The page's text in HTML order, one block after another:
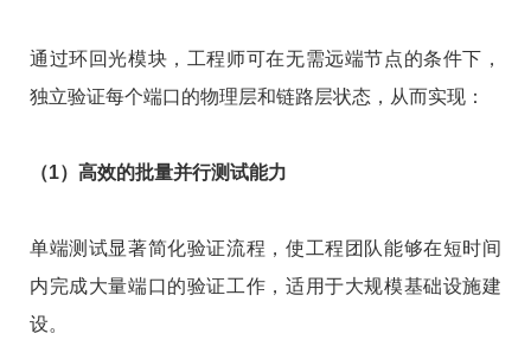
通过环回光模块，工程师可在无需远端节点的条件下，
独立验证每个端口的物理层和链路层状态，从而实现：
（1）高效的批量并行测试能力
单端测试显著简化验证流程，使工程团队能够在短时间
内完成大量端口的验证工作，适用于大规模基础设施建
设。